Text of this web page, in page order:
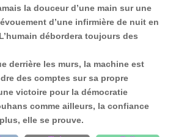
la douceur d’une main sur une
d’une infirmière de nuit en
débordera toujours des
derrière les murs, la machine est
des comptes sur sa propre
victoire pour la démocratie
comme ailleurs, la confiance
elle se prouve.